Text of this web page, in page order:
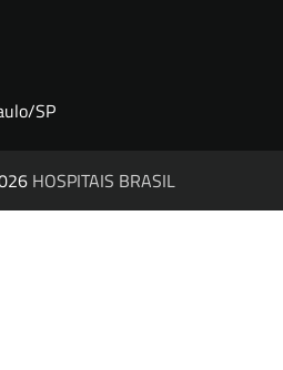
SP
HOSPITAIS BRASIL